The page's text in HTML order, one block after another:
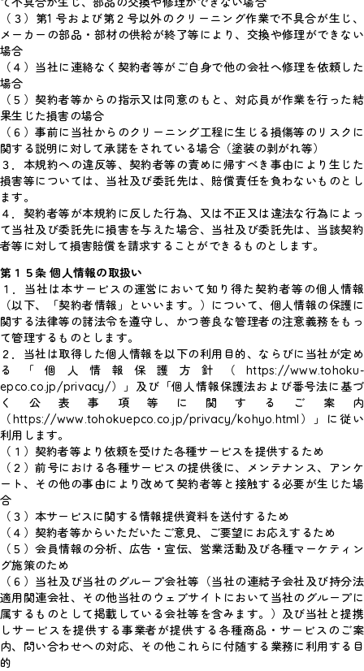
（３）第1 号および第２号以外のクリーニング作業で不具合が生じ、
メーカーの部品・部材の供給が終了等により、交換や修理ができない
場合
（４）当社に連絡なく契約者等がご自身で他の会社へ修理を依頼した
場合
（５）契約者等からの指示又は同意のもと、対応員が作業を行った結
果生じた損害の場合
（６）事前に当社からのクリーニング工程に生じる損傷等のリスクに
関する説明に対して承諾をされている場合（塗装の剥がれ等）
３．本規約への違反等、契約者等の責めに帰すべき事由により生じた
損害等については、当社及び委託先は、賠償責任を負わないものとし
ます。
４．契約者等が本規約に反した行為、又は不正又は違法な行為によっ
て当社及び委託先に損害を与えた場合、当社及び委託先は、当該契約
者等に対して損害賠償を請求することができるものとします。
第１５条 個人情報の取扱い
１．当社は本サービスの運営において知り得た契約者等の個人情報
（以下、「契約者情報」といいます。）について、個人情報の保護に
関する法律等の諸法令を遵守し、かつ善良な管理者の注意義務をもっ
て管理するものとします。
２．当社は取得した個人情報を以下の利用目的、ならびに当社が定め
る「個人情報保護方針（https://www.tohoku-
epco.co.jp/privacy/）」及び「個人情報保護法および番号法に基づ
く公表事項等に関するご案内
（https://www.tohokuepco.co.jp/privacy/kohyo.html）」に従い
利用します。
（１）契約者等より依頼を受けた各種サービスを提供するため
（２）前号における各種サービスの提供後に、メンテナンス、アンケ
ート、その他の事由により改めて契約者等と接触する必要が生じた場
合
（３）本サービスに関する情報提供資料を送付するため
（４）契約者等からいただいたご意見、ご要望にお応えするため
（５）会員情報の分析、広告・宣伝、営業活動及び各種マーケティン
グ施策のため
（６）当社及び当社のグループ会社等（当社の連結子会社及び持分法
適用関連会社、その他当社のウェブサイトにおいて当社のグループに
属するものとして掲載している会社等を含みます。）及び当社と提携
しサービスを提供する事業者が提供する各種商品・サービスのご案
内、問い合わせへの対応、その他これらに付随する業務に利用する目
的